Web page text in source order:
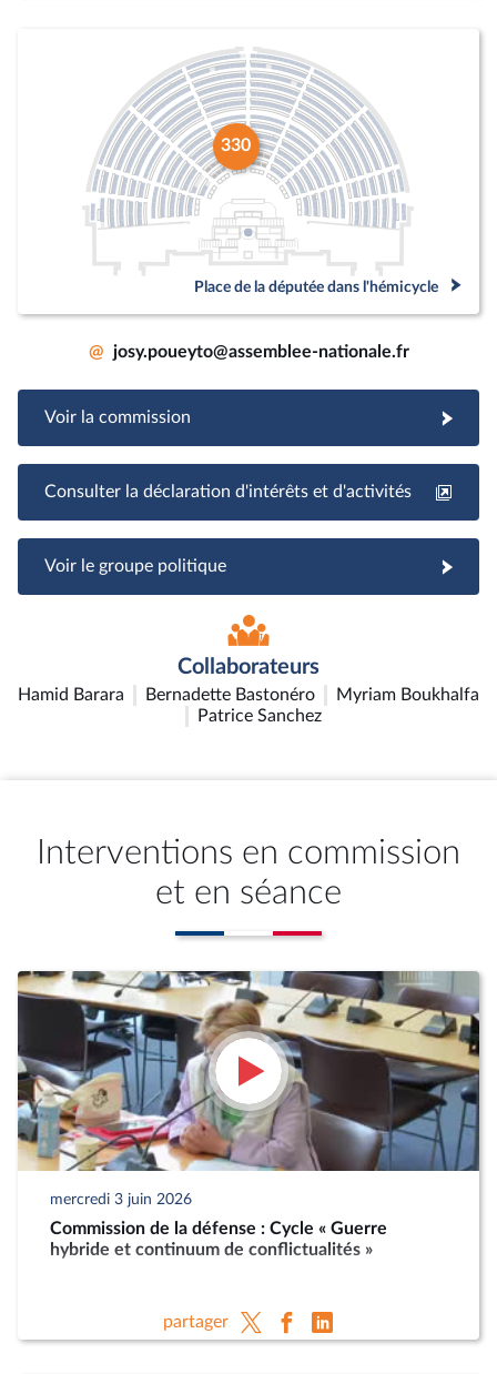
330
Place de la députée dans l'hémicycle
@ josy.poueyto@assemblee-nationale.fr
Voir la commission
Consulter la déclaration d'intérêts et d'activités
Voir le groupe politique
Collaborateurs
Hamid Barara Bernadette Bastonéro
Myriam Boukhalfa
Patrice Sanchez
Interventions en commission
et en séance
mercredi 3 juin 2026
Commission de la défense : Cycle « Guerre
hybride et continuum de conflictualités »
partager